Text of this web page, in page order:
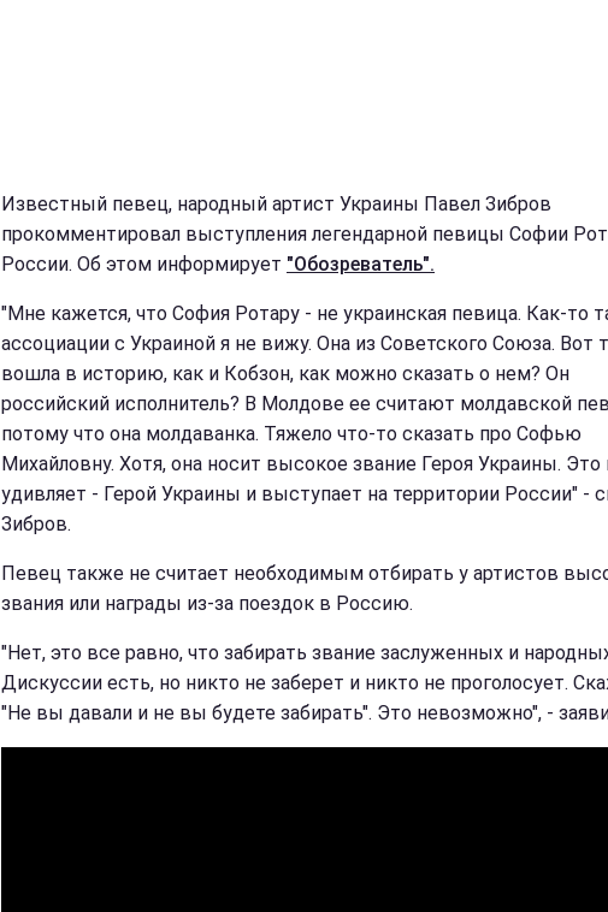
Известный певец, народный артист Украины Павел Зибров
прокомментировал выступления легендарной певицы Софии
России. Об этом информирует "Обозреватель".
"Мне кажется, что София Ротару - не украинская певица. Как-то
ассоциации с Украиной я не вижу. Она из Советского Союза. Вот
вошла в историю, как и Кобзон, как можно сказать о нем? Он
российский исполнитель? В Молдове ее считают молдавской
потому что она молдаванка. Тяжело что-то сказать про Софью
Михайловну. Хотя, она носит высокое звание Героя Украины. Это
удивляет - Герой Украины и выступает на территории России" -
Зибров.
Певец также не считает необходимым отбирать у артистов
звания или награды из-за поездок в Россию.
"Нет, это все равно, что забирать звание заслуженных и
Дискуссии есть, но никто не заберет и никто не проголосует.
"Не вы давали и не вы будете забирать". Это невозможно", -